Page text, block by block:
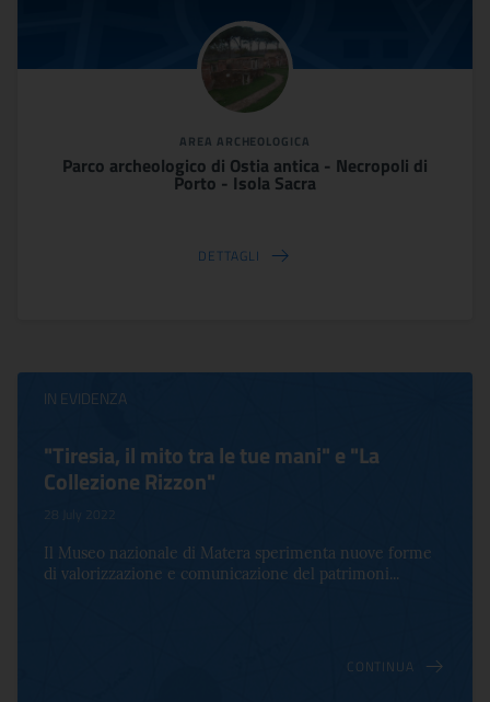
AREA ARCHEOLOGICA
Parco archeologico di Ostia antica - Necropoli di
Porto - Isola Sacra
DETTAGLI
IN EVIDENZA
"Tiresia, il mito tra le tue mani" e "La
Collezione Rizzon"
28 July 2022
Il Museo nazionale di Matera sperimenta nuove forme
di valorizzazione e comunicazione del patrimoni...
CONTINUA